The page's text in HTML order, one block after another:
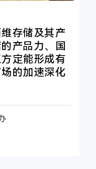
存储及其产
产品力、国
定能形成有
的加速深化